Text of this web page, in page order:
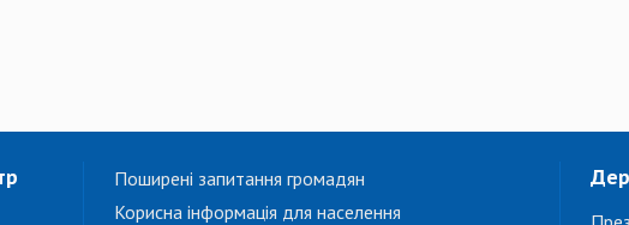
Поширені запитання громадян
Корисна інформація для населення